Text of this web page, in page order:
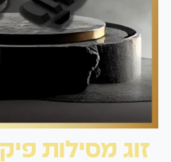
זוג מסילות